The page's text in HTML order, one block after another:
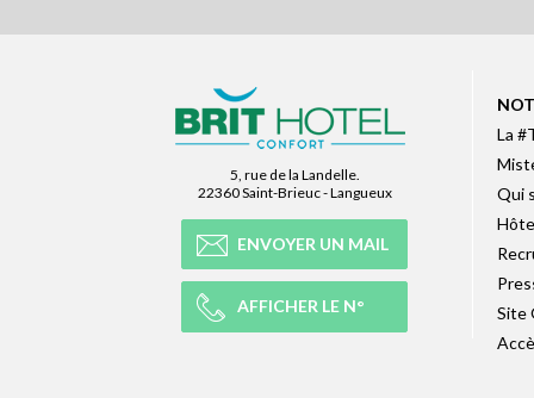
5, rue de la Landelle.
22360 Saint-Brieuc - Langueux
ENVOYER UN MAIL
AFFICHER LE N°
La
Qui
Site